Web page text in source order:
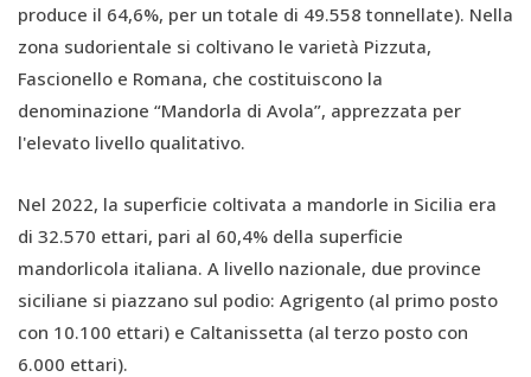
produce il 64,6%, per un totale di 49.558 tonnellate). Nella
zona sudorientale si coltivano le varietà Pizzuta,
Fascionello e Romana, che costituiscono la
denominazione “Mandorla di Avola”, apprezzata per
l'elevato livello qualitativo.
Nel 2022, la superficie coltivata a mandorle in Sicilia era
di 32.570 ettari, pari al 60,4% della superficie
mandorlicola italiana. A livello nazionale, due province
siciliane si piazzano sul podio: Agrigento (al primo posto
con 10.100 ettari) e Caltanissetta (al terzo posto con
6.000 ettari).